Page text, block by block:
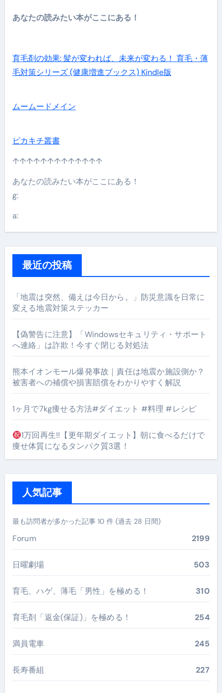
あなたの読みたい本がここにある！
育毛剤の効果: 髪が変われば、未来が変わる！ 育毛・薄
毛対策シリーズ (健康増進ブックス) Kindle版
ムームードメイン
ピカキチ叢書
↑↑↑↑↑↑↑↑↑↑↑↑↑
あなたの読みたい本がここにある！
g:
a:
最近の投稿
「地震は突然、備えは今日から。」防災意識を日常に
変える地震対策ステッカー
【偽警告に注意】「Windowsセキュリティ・サポート
へ連絡」は詐欺！今すぐ閉じる対処法
熊本イオンモール爆発事故｜責任は地震か施設側か？
被害者への補償や損害賠償をわかりやすく解説
1ヶ月で7kg痩せる方法#ダイエット #料理 #レシピ
1万回再生!!【更年期ダイエット】朝に食べるだけで
痩せ体質になるタンパク質3選！
人気記事
最も訪問者が多かった記事 10 件 (過去 28 日間)
Forum 2199
日曜劇場 503
育毛、ハゲ、薄毛「男性」を極める！ 310
育毛剤「返金(保証)」を極める！ 254
満員電車 245
長寿番組 227